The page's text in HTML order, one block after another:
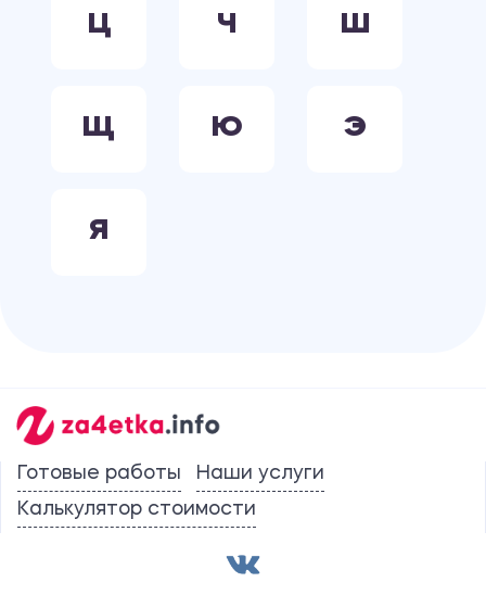
Ц Ч Ш
Щ Ю Э
Я
Готовые работы
Наши услуги
Калькулятор стоимости